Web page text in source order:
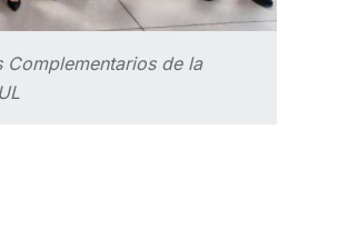
Complementarios de la